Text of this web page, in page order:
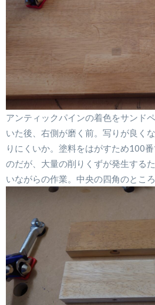
アンティックパインの着色をサンド
いた後、右側が磨く前。写りが良く
りにくいか。塗料をはがすため100
のだが、大量の削りくずが発生する
いながらの作業。中央の四角のとこ